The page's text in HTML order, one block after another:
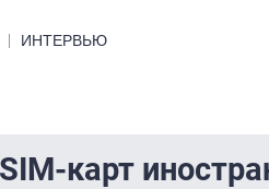
ИНТЕРВЬЮ
карт